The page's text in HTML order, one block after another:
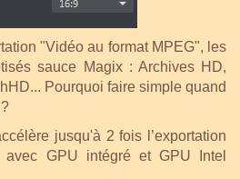
"Vidéo au format MPEG", les
sauce Magix : Archives HD,
Pourquoi faire simple quand
jusqu'à 2 fois l’exportation
GPU intégré et GPU Intel